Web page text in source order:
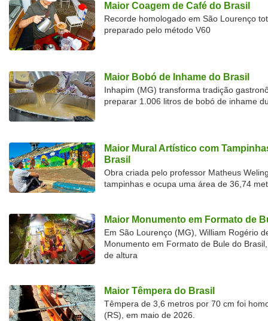
Maior Coagem de Café do Brasil
Recorde homologado em São Lourenço
preparado pelo método V60
Maior Bobó de Inhame do Brasil
Inhapim (MG) transforma tradição
preparar 1.006 litros de bobó de inhame
Maior Mural Artístico com
Brasil
Obra criada pelo professor Matheus
tampinhas e ocupa uma área de 36,74
Maior Monumento em Formato de
Em São Lourenço (MG), William Rogério
Monumento em Formato de Bule do
de altura
Maior Têmpera do Brasil
Têmpera de 3,6 metros por 70 cm foi
(RS), em maio de 2026.